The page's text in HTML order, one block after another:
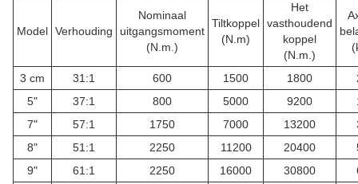
Model Verhouding
Nominaal
uitgangsmoment
(N.m.)
Tiltkoppel
(N.m)
Het
vasthoudend
koppel
(N.m.)
3 cm 31:1 600 1500 1800
5"
37:1 800 5000 9200
7"
57:1 1750 7000 13200
8"
51:1 2250 11200 20400
9"
61:1 2250 16000 30800